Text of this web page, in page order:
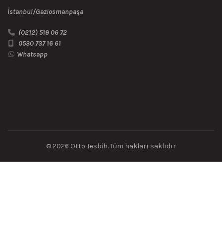
İstanbul/Gaziosmanpaşa
(0212) 519 06 72
0530 737 16 61
Whatsapp
© 2026 Otto Tesbih. Tüm hakları saklıdır